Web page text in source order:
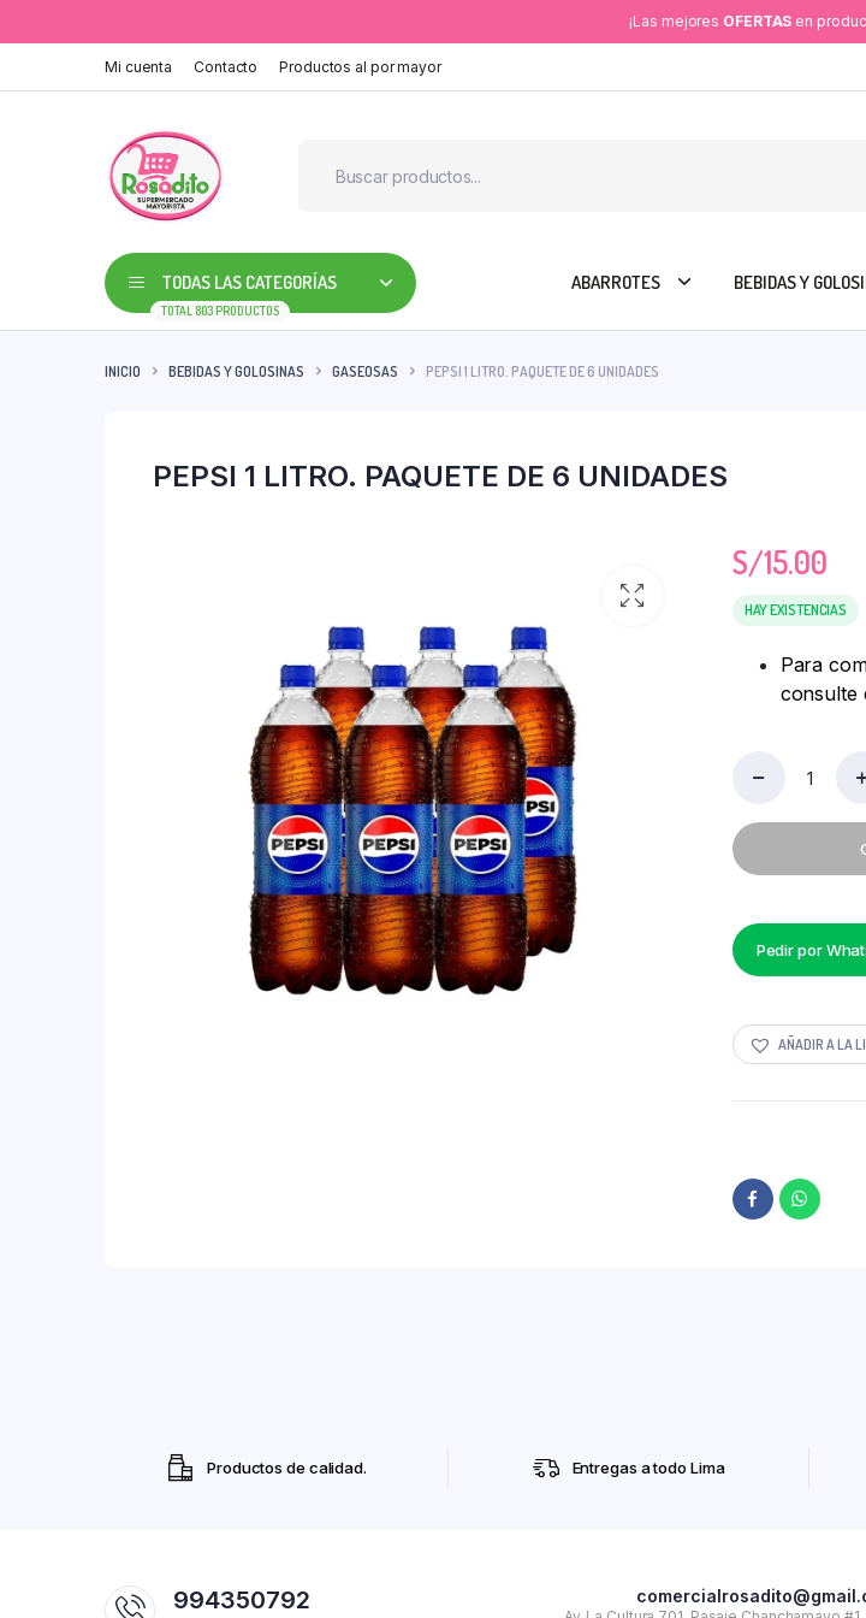
¡Las mejores OFERTAS en
Mi cuenta Contacto Productos al por mayor
TODAS LAS CATEGORÍAS
TOTAL 803 PRODUCTOS
ABARROTES BEBIDAS Y
INICIO BEBIDAS Y GOLOSINAS GASEOSAS PEPSI 1 LITRO. PAQUETE DE 6 UNIDADES
PEPSI 1 LITRO. PAQUETE DE 6 UNIDADES
S/15.00
HAY EXISTENCIAS
Para
consulte
LITRO.
PAQUETE
DE
UNIDADES
quantity
Pedir por
AÑADIR A LA
Productos de calidad. Entregas a todo Lima
994350792